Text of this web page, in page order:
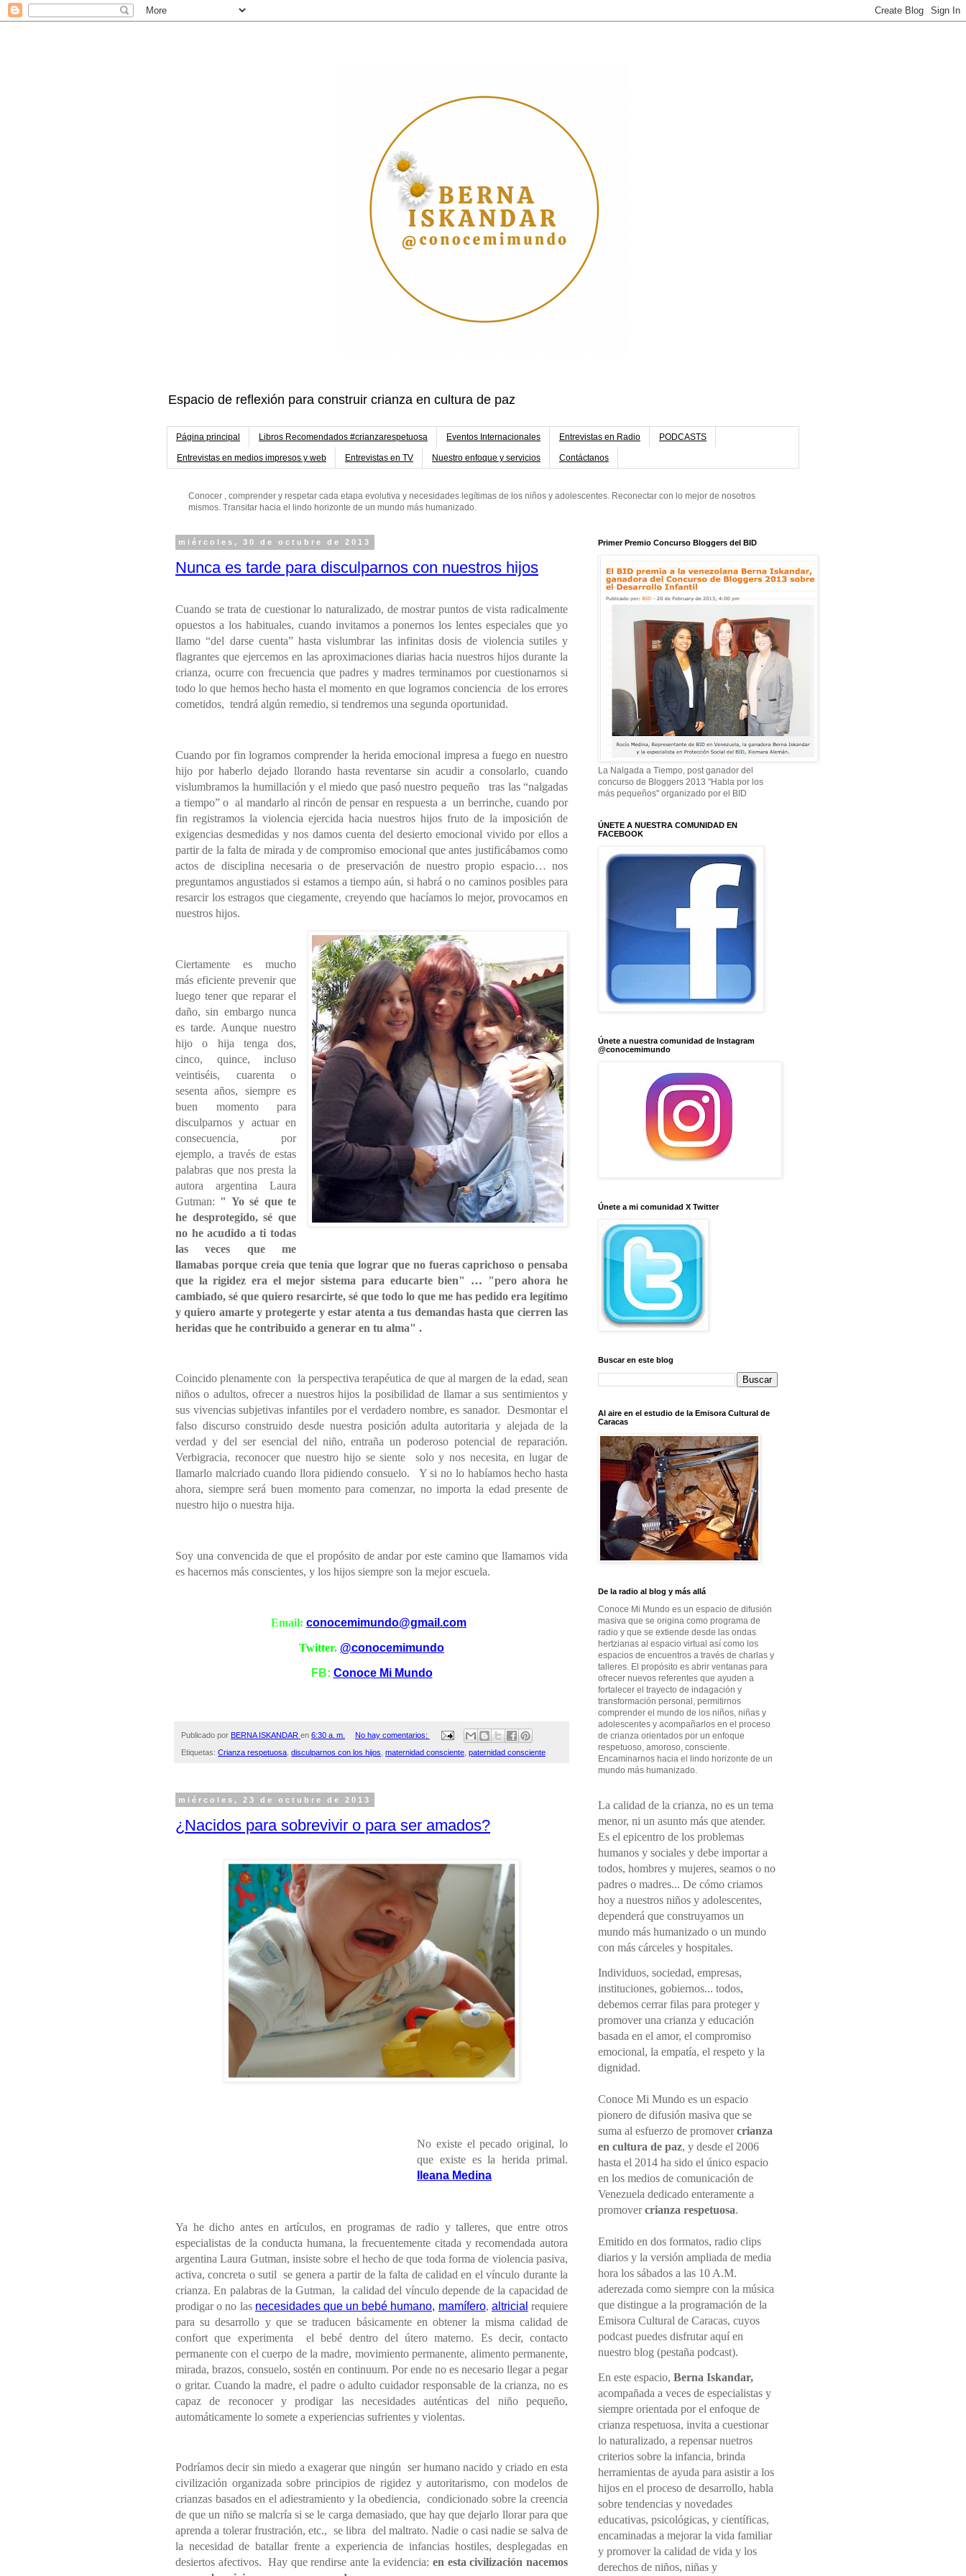
Espacio de reflexión para construir crianza en cultura de paz
Página principal Libros Recomendados #crianzarespetuosa Eventos Internacionales Entrevistas en Radio PODCASTS
Entrevistas en medios impresos y web Entrevistas en TV Nuestro enfoque y servicios Contáctanos
Conocer , comprender y respetar cada etapa evolutiva y necesidades legítimas de los niños y adolescentes. Reconectar con lo mejor de nosotros
mismos. Transitar hacia el lindo horizonte de un mundo más humanizado.
miércoles, 30 de octubre de 2013
Nunca es tarde para disculparnos con nuestros hijos
Cuando se trata de cuestionar lo naturalizado, de mostrar puntos de vista radicalmente
opuestos a los habituales, cuando invitamos a ponernos los lentes especiales que yo
llamo “del darse cuenta” hasta vislumbrar las infinitas dosis de violencia sutiles y
flagrantes que ejercemos en las aproximaciones diarias hacia nuestros hijos durante la
crianza, ocurre con frecuencia que padres y madres terminamos por cuestionarnos si
todo lo que hemos hecho hasta el momento en que logramos conciencia de los errores
cometidos, tendrá algún remedio, si tendremos una segunda oportunidad.
Cuando por fin logramos comprender la herida emocional impresa a fuego en nuestro
hijo por haberlo dejado llorando hasta reventarse sin acudir a consolarlo, cuando
vislumbramos la humillación y el miedo que pasó nuestro pequeño
tras las “nalgadas
a tiempo” o al mandarlo al rincón de pensar en respuesta a
un berrinche, cuando por
fin registramos la violencia ejercida hacia nuestros hijos fruto de la imposición de
exigencias desmedidas y nos damos cuenta del desierto emocional vivido por ellos a
partir de la falta de mirada y de compromiso emocional que antes justificábamos como
actos de disciplina necesaria o de preservación de nuestro propio espacio… nos
preguntamos angustiados si estamos a tiempo aún, si habrá o no caminos posibles para
resarcir los estragos que ciegamente, creyendo que hacíamos lo mejor, provocamos en
nuestros hijos.
Ciertamente es mucho
más eficiente prevenir que
luego tener que reparar el
daño, sin embargo nunca
es tarde. Aunque nuestro
hijo o hija tenga dos,
cinco, quince, incluso
veintiséis, cuarenta o
sesenta años, siempre es
buen momento para
disculparnos y actuar en
consecuencia, por
ejemplo, a través de estas
palabras que nos presta la
autora argentina Laura
Gutman: " Yo sé que te
he desprotegido, sé que
no he acudido a ti todas
las veces que me
llamabas porque creía que tenía que lograr que no fueras caprichoso o pensaba
que la rigidez era el mejor sistema para educarte bien" … "pero ahora he
cambiado, sé que quiero resarcirte, sé que todo lo que me has pedido era legítimo
y quiero amarte y protegerte y estar atenta a tus demandas hasta que cierren las
heridas que he contribuido a generar en tu alma" .
Coincido plenamente con la perspectiva terapéutica de que al margen de la edad, sean
niños o adultos, ofrecer a nuestros hijos la posibilidad de llamar a sus sentimientos y
sus vivencias subjetivas infantiles por el verdadero nombre, es sanador.
Desmontar el
falso discurso construido desde nuestra posición adulta autoritaria y alejada de la
verdad y del ser esencial del niño, entraña un poderoso potencial de reparación.
Verbigracia, reconocer que nuestro hijo se siente
solo y nos necesita, en lugar de
llamarlo malcriado cuando llora pidiendo consuelo.
Y si no lo habíamos hecho hasta
ahora, siempre será buen momento para comenzar, no importa la edad presente de
nuestro hijo o nuestra hija.
Soy una convencida de que el propósito de andar por este camino que llamamos vida
es hacernos más conscientes, y los hijos siempre son la mejor escuela.
Email: conocemimundo@gmail.com
Twitter. @conocemimundo
FB: Conoce Mi Mundo
Publicado por BERNA ISKANDAR en 6:30 a. m. No hay comentarios:
Etiquetas: Crianza respetuosa disculparnos con los hijos maternidad consciente paternidad consciente
miércoles, 23 de octubre de 2013
¿Nacidos para sobrevivir o para ser amados?
No existe el pecado original, lo
que existe es la herida primal.
Ileana Medina
Ya he dicho antes en artículos, en programas de radio y talleres, que entre otros
especialistas de la conducta humana, la frecuentemente citada y recomendada autora
argentina Laura Gutman, insiste sobre el hecho de que toda forma de violencia pasiva,
activa, concreta o sutil se genera a partir de la falta de calidad en el vínculo durante la
crianza. En palabras de la Gutman,
la calidad del vínculo depende de la capacidad de
prodigar o no las necesidades que un bebé humano, mamífero, altricial requiere
para su desarrollo y que se traducen básicamente en obtener la misma calidad de
confort que experimenta
el bebé dentro del útero materno. Es decir, contacto
permanente con el cuerpo de la madre, movimiento permanente, alimento permanente,
mirada, brazos, consuelo, sostén en continuum. Por ende no es necesario llegar a pegar
o gritar. Cuando la madre, el padre o adulto cuidador responsable de la crianza, no es
capaz de reconocer y prodigar las necesidades auténticas del niño pequeño,
automáticamente lo somete a experiencias sufrientes y violentas.
Podríamos decir sin miedo a exagerar que ningún ser humano nacido y criado en esta
civilización organizada sobre principios de rigidez y autoritarismo, con modelos de
crianzas basados en el adiestramiento y la obediencia,
condicionado sobre la creencia
de que un niño se malcría si se le carga demasiado, que hay que dejarlo llorar para que
aprenda a tolerar frustración, etc., se libra del maltrato. Nadie o casi nadie se salva de
la necesidad de batallar frente a experiencia de infancias hostiles, desplegadas en
desiertos afectivos. Hay que rendirse ante la evidencia:en esta civilización nacemos
Primer Premio Concurso Bloggers del BID
La Nalgada a Tiempo, post ganador del
concurso de Bloggers 2013 "Habla por los
más pequeños" organizado por el BID
ÚNETE A NUESTRA COMUNIDAD EN
FACEBOOK
Únete a nuestra comunidad de Instagram
@conocemimundo
Únete a mi comunidad X Twitter
Buscar en este blog
Al aire en el estudio de la Emisora Cultural de
Caracas
De la radio al blog y más allá
Conoce Mi Mundo es un espacio de difusión
masiva que se origina como programa de
radio y que se extiende desde las ondas
hertzianas al espacio virtual así como los
espacios de encuentros a través de charlas y
talleres. El propósito es abrir ventanas para
ofrecer nuevos referentes que ayuden a
fortalecer el trayecto de indagación y
transformación personal, permitirnos
comprender el mundo de los niños, niñas y
adolescentes y acompañarlos en el proceso
de crianza orientados por un enfoque
respetuoso, amoroso, consciente.
Encaminarnos hacia el lindo horizonte de un
mundo más humanizado.
La calidad de la crianza, no es un tema
menor, ni un asunto más que atender.
Es el epicentro de los problemas
humanos y sociales y debe importar a
todos, hombres y mujeres, seamos o no
padres o madres... De cómo criamos
hoy a nuestros niños y adolescentes,
dependerá que construyamos un
mundo más humanizado o un mundo
con más cárceles y hospitales.
Individuos, sociedad, empresas,
instituciones, gobiernos... todos,
debemos cerrar filas para proteger y
promover una crianza y educación
basada en el amor, el compromiso
emocional, la empatía, el respeto y la
dignidad.
Conoce Mi Mundo es un espacio
pionero de difusión masiva que se
suma al esfuerzo de promovercrianza
en cultura de paz, y desde el 2006
hasta el 2014 ha sido el único espacio
en los medios de comunicación de
Venezuela dedicado enteramente a
promovercrianza respetuosa.
Emitido en dos formatos, radio clips
diarios y la versión ampliada de media
hora los sábados a las 10 A.M.
aderezada como siempre con la música
que distingue a la programación de la
Emisora Cultural de Caracas, cuyos
podcast puedes disfrutar aquí en
nuestro blog (pestaña podcast).
En este espacio, Berna Iskandar,
acompañada a veces de especialistas y
siempre orientada por el enfoque de
crianza respetuosa, invita a cuestionar
lo naturalizado, a repensar nuetros
criterios sobre la infancia, brinda
herramientas de ayuda para asistir a los
hijos en el proceso de desarrollo, habla
sobre tendencias y novedades
educativas, psicológicas, y científicas,
encaminadas a mejorar la vida familiar
y promover la calidad de vida y los
derechos de niños, niñas y